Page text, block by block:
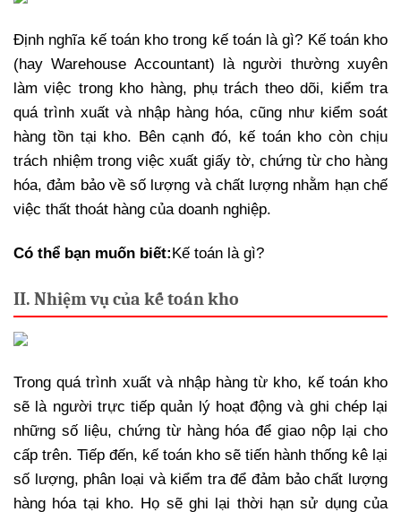
Định nghĩa kế toán kho trong kế toán là gì? Kế toán kho
(hay Warehouse Accountant) là người thường xuyên
làm việc trong kho hàng, phụ trách theo dõi, kiểm tra
quá trình xuất và nhập hàng hóa, cũng như kiểm soát
hàng tồn tại kho. Bên cạnh đó, kế toán kho còn chịu
trách nhiệm trong việc xuất giấy tờ, chứng từ cho hàng
hóa, đảm bảo về số lượng và chất lượng nhằm hạn chế
việc thất thoát hàng của doanh nghiệp.
Có thể bạn muốn biết:Kế toán là gì?
II. Nhiệm vụ của kế toán kho
Trong quá trình xuất và nhập hàng từ kho, kế toán kho
sẽ là người trực tiếp quản lý hoạt động và ghi chép lại
những số liệu, chứng từ hàng hóa để giao nộp lại cho
cấp trên. Tiếp đến, kế toán kho sẽ tiến hành thống kê lại
số lượng, phân loại và kiểm tra để đảm bảo chất lượng
hàng hóa tại kho. Họ sẽ ghi lại thời hạn sử dụng của